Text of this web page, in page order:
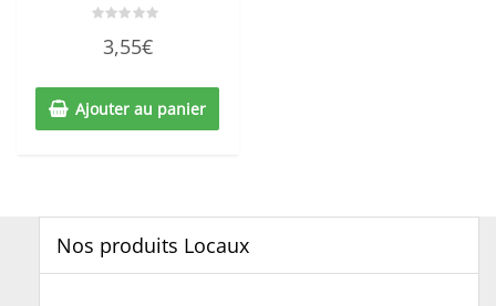
sur
3,55€
Ajouter au panier
Nos produits Locaux